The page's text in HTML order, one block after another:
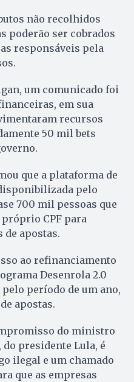
não recolhidos
poderão ser cobrados
responsáveis pela
um comunicado foi
em sua
recursos
50 mil bets
que a plataforma de
pelo
700 mil pessoas que
CPF para
apostas.
ao refinanciamento
Desenrola 2.0
período de um ano,
apostas.
do ministro
presidente Lula, é
ilegal e um chamado
que as empresas